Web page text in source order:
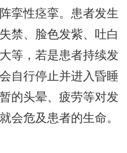
挛性痉挛。患者发生
禁、脸色发紫、吐白
等，若是患者持续发
自行停止并进入昏睡
的头晕、疲劳等对发
会危及患者的生命。